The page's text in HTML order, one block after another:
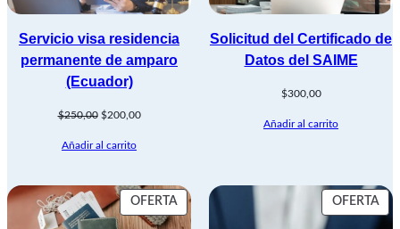
Servicio visa residencia
permanente de amparo
(Ecuador)
$250,00 El
original
$200,00El
Añadir al carrito
Solicitud del Certificado de
Datos del SAIME
$300,00
Añadir al carrito
OFERTAPRODUCTO
EN
OFERTA
EN